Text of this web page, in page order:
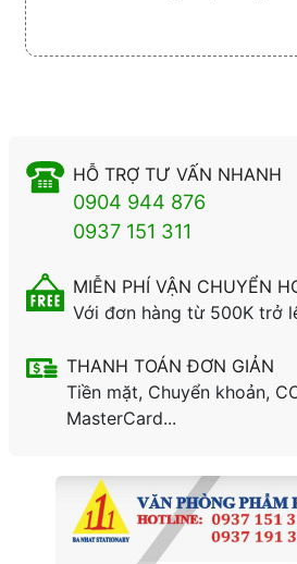
HỖ TRỢ TƯ VẤN NHANH
0904 944 876
0937 151 311
MIỄN PHÍ VẬN CHUYỂN
Với đơn hàng từ 500K trở
THANH TOÁN ĐƠN GIẢN
Tiền mặt, Chuyển khoản,
MasterCard...